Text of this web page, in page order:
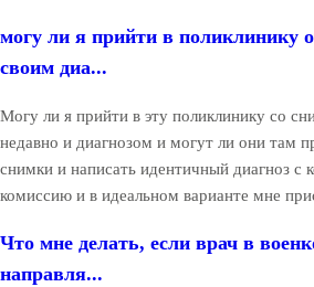
могу ли я прийти в поликлинику
своим диа...
Могу ли я прийти в эту поликлинику со
недавно и диагнозом и могут ли они там
снимки и написать идентичный диагноз с
комиссию и в идеальном варианте мне
Что мне делать, если врач в
направля...